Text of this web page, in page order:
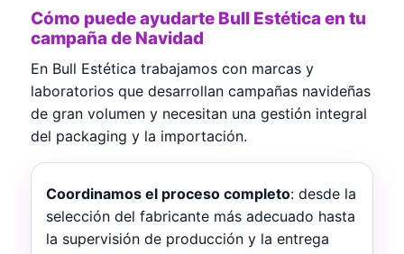
Cómo puede ayudarte Bull Estética en tu
campaña de Navidad
En Bull Estética trabajamos con marcas y
laboratorios que desarrollan campañas navideñas
de gran volumen y necesitan una gestión integral
del packaging y la importación.
Coordinamos el proceso completo: desde la
selección del fabricante más adecuado hasta
la supervisión de producción y la entrega